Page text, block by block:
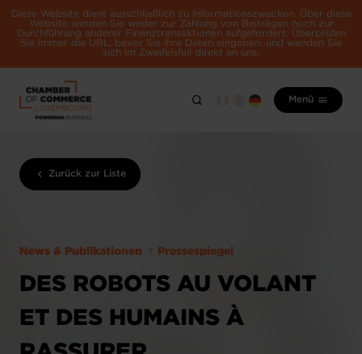
Diese Website dient ausschließlich zu Informationszwecken. Über diese
Website werden Sie weder zur Zahlung von Beiträgen noch zur
Durchführung anderer Finanztransaktionen aufgefordert. Überprüfen
Sie immer die URL, bevor Sie Ihre Daten eingeben, und wenden Sie
sich im Zweifelsfall direkt an uns.
Menü
Zurück zur Liste
News & Publikationen Pressespiegel
DES ROBOTS AU VOLANT
ET DES HUMAINS À